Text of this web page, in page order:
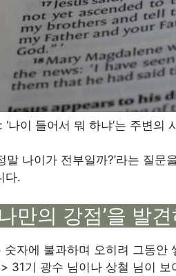
나이 들어서 뭐 하냐’는 주변의
말 나이가 전부일까?’라는 질
다.
만의 강점’을 발
자에 불과하며 오히려 그동안
31기 광수 님이나 상철 님이